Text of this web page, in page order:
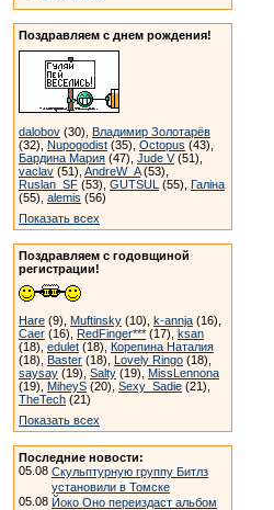
Поздравляем с днем рождения!
dalobov (30), Владимир Золотарёв
(32), Nupogodist (35), Octopus (43),
Бардина Мария (47), Jude V(51),
vaclav (51), AndreW_A(53),
Ruslan_SF (53), GUTSUL (55), Галіна
(55), alemis (56)
Показать всех
Поздравляем с годовщиной
регистрации!
Hare (9), Muftinsky (10), k-annja (16),
Caer (16), RedFinger*** (17), ksan
(18), edulet (18), Корепина Наталия
(18), Baster (18), Lovely Ringo (18),
saysay (19), Salty (19), MissLennona
(19), MiheyS (20), Sexy_Sadie (21),
TheTech (21)
Показать всех
Последние новости:
05.08 Скульптурную группу Битлз
установили в Томске
05.08 Йоко Оно переиздаст альбом